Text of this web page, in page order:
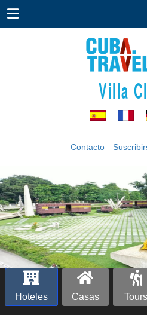
Villa
Contacto
‹
Hoteles Casas Tours